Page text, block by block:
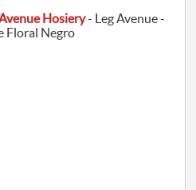
Hosiery- Leg Avenue -
Floral Negro